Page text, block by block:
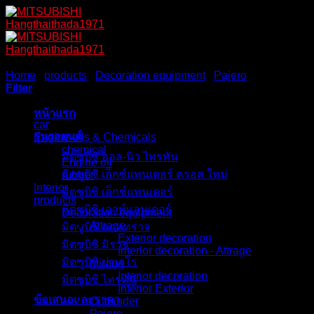
Skip
to
content
หน้าแรก
รุ่นรถยนต์
มิตซูบิชิ ออล-นิว ไทรทัน
มิตซูบิชิ เอ็กซ์แพนเดอร์ ครอส ใหม่
มิตซูบิชิ เอ็กซ์แพนเดอร์
มิตซูบิชิ เอาท์แลนเดอร์
มิตซูบิชิ แอททราจ
มิตซูบิชิ มิราจ
มิตซูบิชิ ปาเจโร
มิตซูบิชิ ไทรทัน
ข้อเสนอและราคา
Home products Decoration equipment Pajero
Filter
car
Engine oils & Chemicals
chemical
Engine oil
rubber
Interior
products
Decoration equipment
Attrage
Exterior decoration
Interior decoration - Attrage
Mirage
Interior decoration
Interior Exterior
Outlander